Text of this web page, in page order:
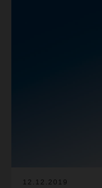
12.12.2019